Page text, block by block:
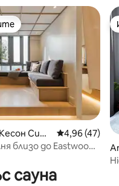
отзива
Сит
Средна
4,96 (47)
близо до Eastwood
сауна